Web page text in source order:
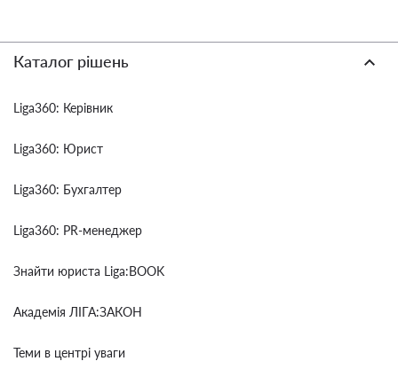
Каталог рішень
Liga360: Керівник
Liga360: Юрист
Liga360: Бухгалтер
Liga360: PR-менеджер
Знайти юриста Liga:BOOK
Академія ЛІГА:ЗАКОН
Теми в центрі уваги